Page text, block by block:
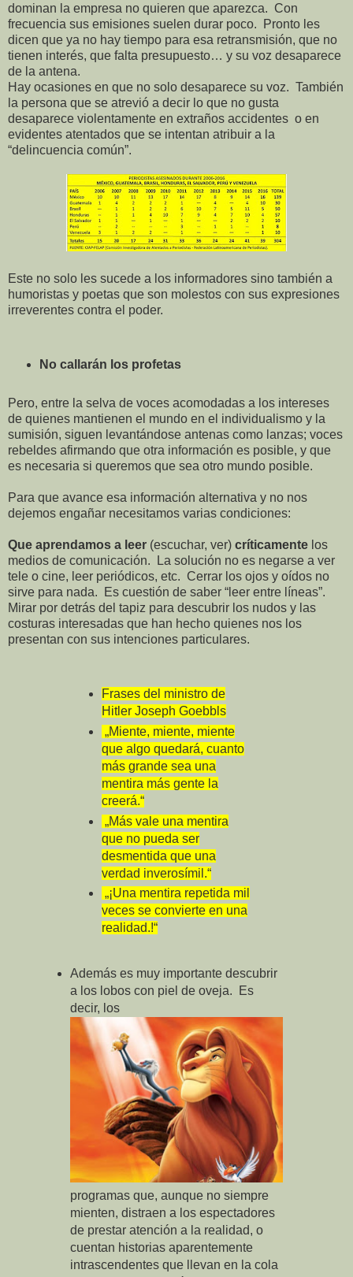
dominan la empresa no quieren que aparezca. Con
frecuencia sus emisiones suelen durar poco. Pronto les
dicen que ya no hay tiempo para esa retransmisión, que no
tienen interés, que falta presupuesto… y su voz desaparece
de la antena.
Hay ocasiones en que no solo desaparece su voz. También
la persona que se atrevió a decir lo que no gusta
desaparece violentamente en extraños accidentes o en
evidentes atentados que se intentan atribuir a la
“delincuencia común”.
Este no solo les sucede a los informadores sino también a
humoristas y poetas que son molestos con sus expresiones
irreverentes contra el poder.
No callarán los profetas
Pero, entre la selva de voces acomodadas a los intereses
de quienes mantienen el mundo en el individualismo y la
sumisión, siguen levantándose antenas como lanzas; voces
rebeldes afirmando que otra información es posible, y que
es necesaria si queremos que sea otro mundo posible.
Para que avance esa información alternativa y no nos
dejemos engañar necesitamos varias condiciones:
Que aprendamos a leer (escuchar, ver) críticamente los
medios de comunicación. La solución no es negarse a ver
tele o cine, leer periódicos, etc. Cerrar los ojos y oídos no
sirve para nada. Es cuestión de saber “leer entre líneas”.
Mirar por detrás del tapiz para descubrir los nudos y las
costuras interesadas que han hecho quienes nos los
presentan con sus intenciones particulares.
Frases del ministro de
Hitler Joseph Goebbls
„Miente, miente, miente
que algo quedará, cuanto
más grande sea una
mentira más gente la
creerá.“
„Más vale una mentira
que no pueda ser
desmentida que una
verdad inverosímil.“
„¡Una mentira repetida mil
veces se convierte en una
realidad.!“
Además es muy importante descubrir
a los lobos con piel de oveja. Es
decir, los
programas que, aunque no siempre
mienten, distraen a los espectadores
de prestar atención a la realidad, o
cuentan historias aparentemente
intrascendentes que llevan en la cola